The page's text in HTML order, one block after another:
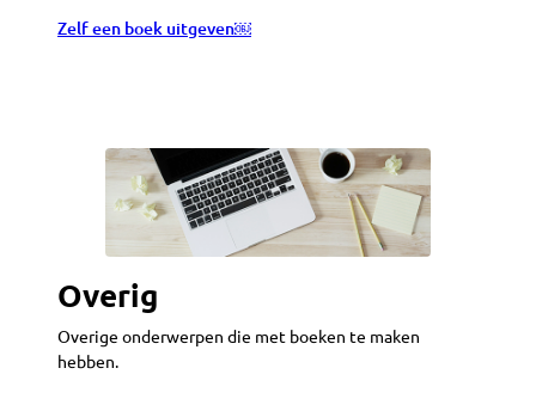
Zelf een boek uitgeven￼
Overig
Overige onderwerpen die met boeken te maken
hebben.